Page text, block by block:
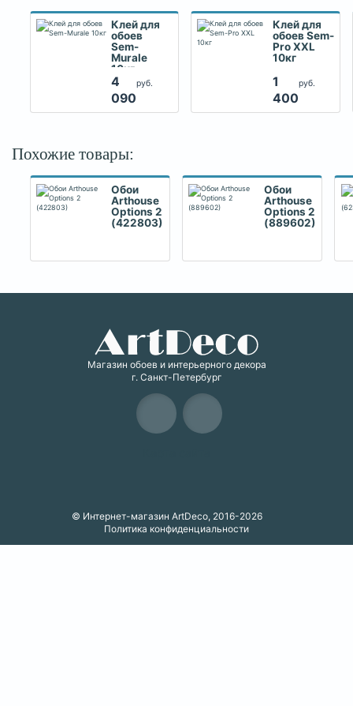
Клей для
обоев
Sem-
Murale
10кг
4
090
руб.
Клей для
обоев Sem-
Pro XXL
10кг
1
400
руб.
Похожие товары:
Обои
Arthouse
Options 2
(422803)
Обои
Arthouse
Options 2
(889602)
Магазин обоев и интерьерного декора
г. Санкт-Петербург
© Интернет-магазин ArtDeco, 2016-2026
Политика конфиденциальности